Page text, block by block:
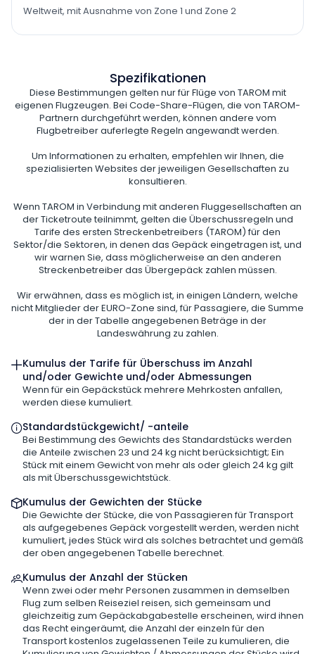
Weltweit, mit Ausnahme von Zone 1 und Zone 2
Spezifikationen
Diese Bestimmungen gelten nur für Flüge von TAROM mit
eigenen Flugzeugen. Bei Code-Share-Flügen, die von TAROM-
Partnern durchgeführt werden, können andere vom
Flugbetreiber auferlegte Regeln angewandt werden.
Um Informationen zu erhalten, empfehlen wir Ihnen, die
spezialisierten Websites der jeweiligen Gesellschaften zu
konsultieren.
Wenn TAROM in Verbindung mit anderen Fluggesellschaften an
der Ticketroute teilnimmt, gelten die Überschussregeln und
Tarife des ersten Streckenbetreibers (TAROM) für den
Sektor/die Sektoren, in denen das Gepäck eingetragen ist, und
wir warnen Sie, dass möglicherweise an den anderen
Streckenbetreiber das Übergepäck zahlen müssen.
Wir erwähnen, dass es möglich ist, in einigen Ländern, welche
nicht Mitglieder der EURO-Zone sind, für Passagiere, die Summe
der in der Tabelle angegebenen Beträge in der
Landeswährung zu zahlen.
Kumulus der Tarife für Überschuss im Anzahl
und/oder Gewichte und/oder Abmessungen
Wenn für ein Gepäckstück mehrere Mehrkosten anfallen,
werden diese kumuliert.
Standardstückgewicht/ -anteile
Bei Bestimmung des Gewichts des Standardstücks werden
die Anteile zwischen 23 und 24 kg nicht berücksichtigt; Ein
Stück mit einem Gewicht von mehr als oder gleich 24 kg gilt
als mit Überschussgewichtstück.
Kumulus der Gewichten der Stücke
Die Gewichte der Stücke, die von Passagieren für Transport
als aufgegebenes Gepäck vorgestellt werden, werden nicht
kumuliert, jedes Stück wird als solches betrachtet und gemäß
der oben angegebenen Tabelle berechnet.
Kumulus der Anzahl der Stücken
Wenn zwei oder mehr Personen zusammen in demselben
Flug zum selben Reiseziel reisen, sich gemeinsam und
gleichzeitig zum Gepäckabgabestelle erscheinen, wird ihnen
das Recht eingeräumt, die Anzahl der einzeln für den
Transport kostenlos zugelassenen Teile zu kumulieren, die